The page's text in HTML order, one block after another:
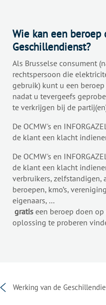
Wie kan een beroep
Geschillendienst?
Als Brusselse consument
rechtspersoon die
gebruik) kunt u een
nadat u tevergeefs
te verkrijgen bij de
De OCMW's en
de klant een klacht
De OCMW's en
de klant een klacht
verbruikers, zelfstandigen,
beroepen, kmo’s,
eigenaars, …
gratis een beroep doen
oplossing te proberen
Werking van de